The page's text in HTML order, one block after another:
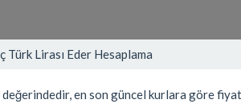
Türk Lirası Eder Hesaplama
değerindedir, en son güncel kurlara göre